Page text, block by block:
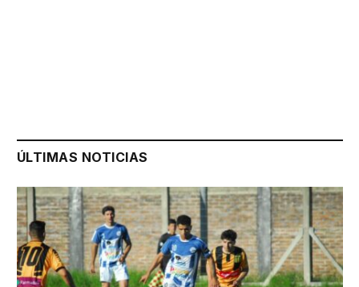
ÚLTIMAS NOTICIAS